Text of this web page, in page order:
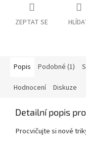
ZEPTAT SE
Popis Podobné (1)
Hodnocení Diskuze
Detailní popis
Procvičujte si nové